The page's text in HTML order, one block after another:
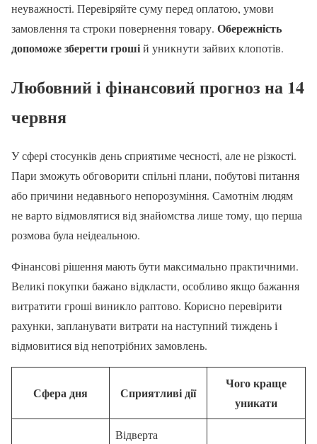
неуважності. Перевіряйте суму перед оплатою, умови
замовлення та строки повернення товару. Обережність
допоможе зберегти грошій уникнути зайвих клопотів.
Любовний і фінансовий прогноз на 14
червня
У сфері стосунків день сприятиме чесності, але не різкості.
Пари зможуть обговорити спільні плани, побутові питання
або причини недавнього непорозуміння. Самотнім людям
не варто відмовлятися від знайомства лише тому, що перша
розмова була неідеальною.
Фінансові рішення мають бути максимально практичними.
Великі покупки бажано відкласти, особливо якщо бажання
витратити гроші виникло раптово. Корисно перевірити
рахунки, запланувати витрати на наступний тиждень і
відмовитися від непотрібних замовлень.
Сфера дня Сприятливі дії
Чого краще
уникати
Відверта